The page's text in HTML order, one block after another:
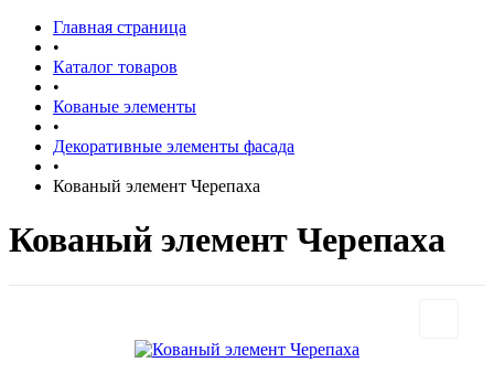
Главная страница
•
Каталог товаров
•
Кованые элементы
•
Декоративные элементы фасада
•
Кованый элемент Черепаха
Кованый элемент Черепаха